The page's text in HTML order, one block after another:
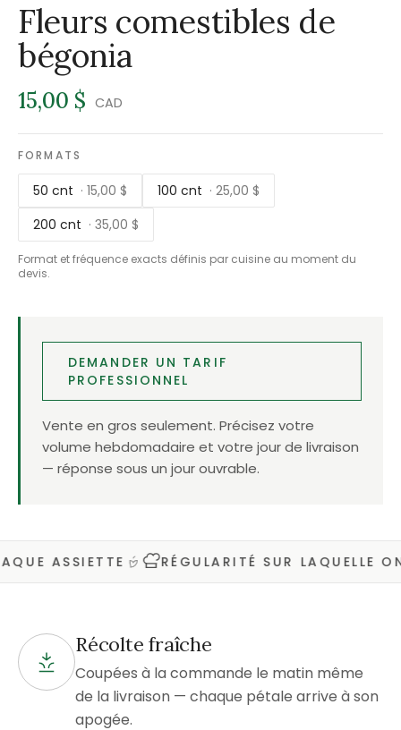
Fleurs comestibles de
bégonia
15,00 $ CAD
FORMATS
50 cnt · 15,00 $ 100 cnt · 25,00 $
200 cnt · 35,00 $
Format et fréquence exacts définis par cuisine au moment du
devis.
DEMANDER UN TARIF
PROFESSIONNEL
Vente en gros seulement. Précisez votre
volume hebdomadaire et votre jour de livraison
— réponse sous un jour ouvrable.
ASSIETTE RÉGULARITÉ SUR LAQUELLE ON
Récolte fraîche
Coupées à la commande le matin même
de la livraison — chaque pétale arrive à son
apogée.